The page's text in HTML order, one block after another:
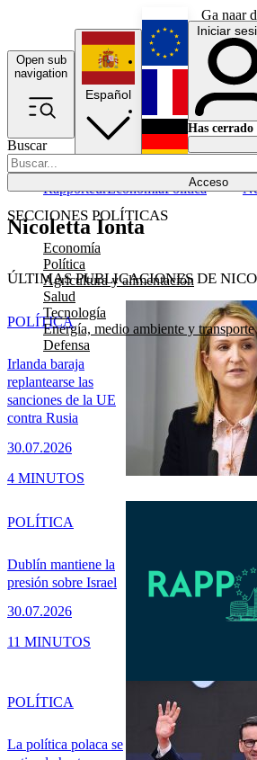
Ga naar
Open sub
navigation
Buscar
Acceso
SECCIONES POLÍTICAS
Economía
Política
Agricultura y alimentación
Salud
Tecnología
Energía, medio ambiente y transporte
Defensa
RapporteurEconomíaPolítica
Español
English
Français
Iniciar
Has cerrado
Nicoletta Ionta
ÚLTIMAS PUBLICACIONES DE
Irlanda baraja
replantearse las
sanciones de la UE
contra Rusia
30.07.2026
POLÍTICA
4 MINUTOS
Dublín mantiene la
presión sobre Israel
30.07.2026
POLÍTICA
11 MINUTOS
La política polaca se
POLÍTICA